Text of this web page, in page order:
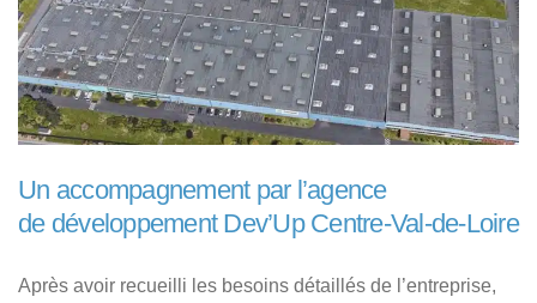
Un accompagnement par l’agence
de développement Dev’Up Centre-Val-de-Loire
Après avoir recueilli les besoins détaillés de l’entreprise,